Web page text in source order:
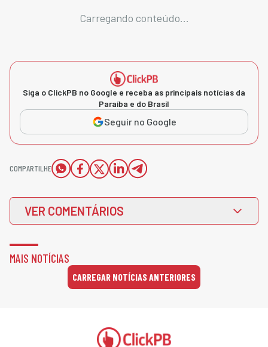
Carregando conteúdo...
Siga o ClickPB no Google e receba as principais notícias da
Paraíba e do Brasil
Seguir no Google
COMPARTILHE
VER COMENTÁRIOS
MAIS NOTÍCIAS
CARREGAR NOTÍCIAS ANTERIORES